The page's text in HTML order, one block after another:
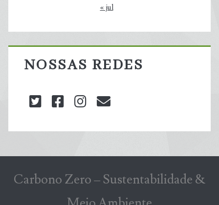
« jul
NOSSAS REDES
twitterfacebookinstagram
Carbono Zero – Sustentabilidade &